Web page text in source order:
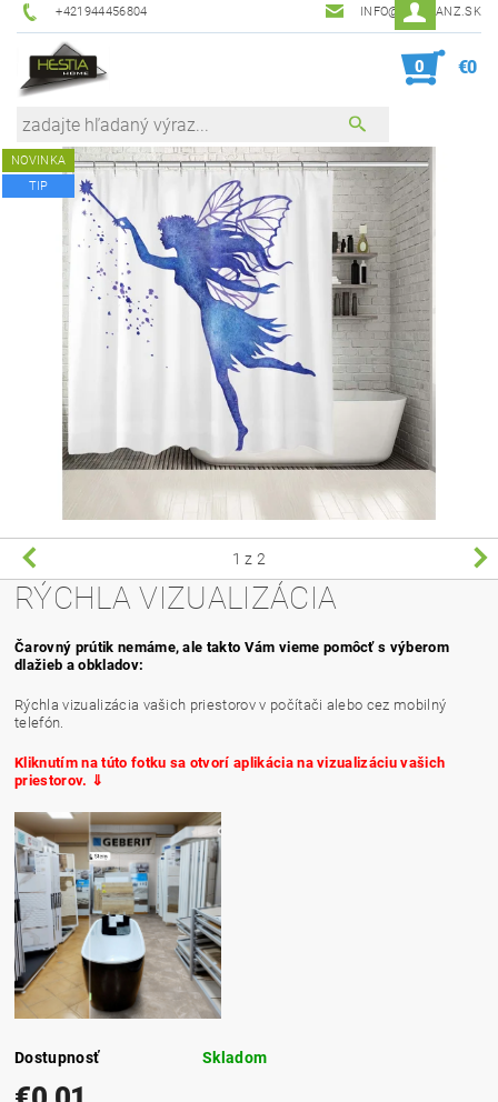
+421944456804 INFO@HESTIANZ.SK
0 €0
NOVINKA
TIP
1 z 2
RÝCHLA VIZUALIZÁCIA
Čarovný prútik nemáme, ale takto Vám vieme pomôcť s výberom
dlažieb a obkladov:
Rýchla vizualizácia vašich priestorov v počítači alebo cez mobilný
telefón.
Kliknutím na túto fotku sa otvorí aplikácia na vizualizáciu vašich
priestorov. ⇓
Dostupnosť Skladom